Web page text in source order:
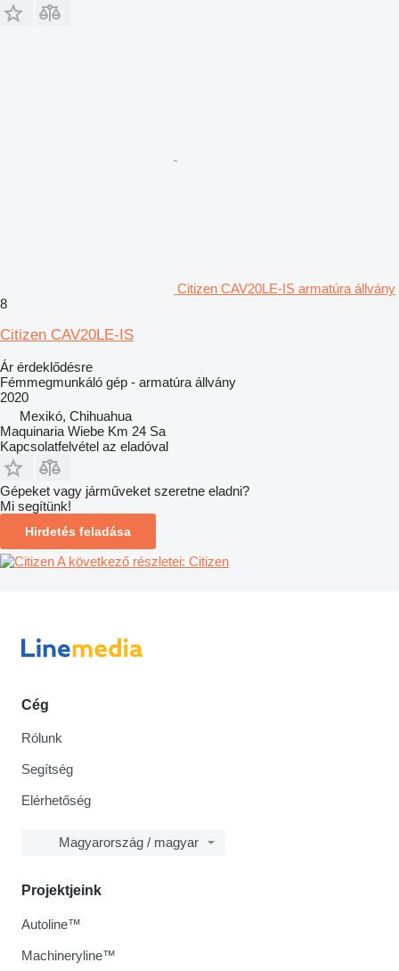
Citizen CAV20LE-IS armatúra állvány
8
Citizen CAV20LE-IS
Ár érdeklődésre
Fémmegmunkáló gép - armatúra állvány
2020
Mexikó, Chihuahua
Maquinaria Wiebe Km 24 Sa
Kapcsolatfelvétel az eladóval
Gépeket vagy járműveket szeretne eladni?
Mi segítünk!
Hirdetés feladása
A következő részletei: Citizen
Cég
Rólunk
Segítség
Elérhetőség
Magyarország / magyar
Projektjeink
Autoline™
Machineryline™